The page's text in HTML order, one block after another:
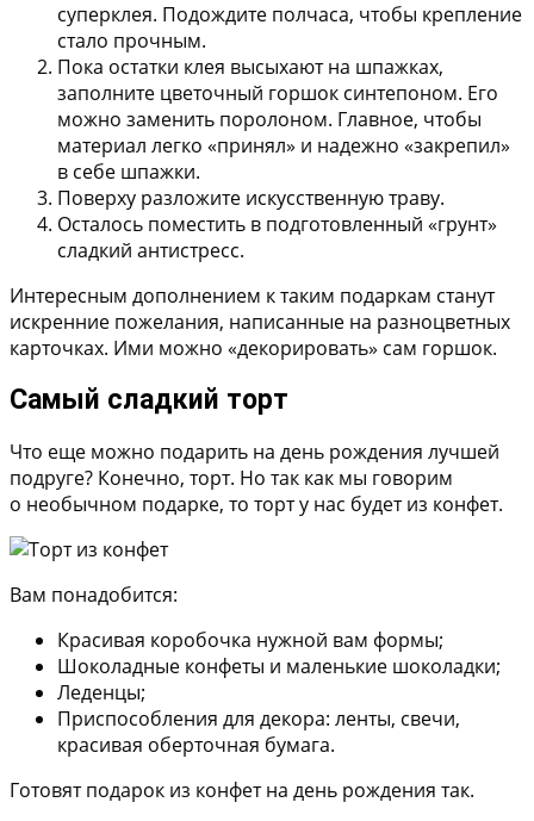
суперклея. Подождите полчаса, чтобы крепление
стало прочным.
Пока остатки клея высыхают на шпажках,
заполните цветочный горшок синтепоном. Его
можно заменить поролоном. Главное, чтобы
материал легко «принял» и надежно «закрепил»
в себе шпажки.
Поверху разложите искусственную траву.
Осталось поместить в подготовленный «грунт»
сладкий антистресс.
Интересным дополнением к таким подаркам станут
искренние пожелания, написанные на разноцветных
карточках. Ими можно «декорировать» сам горшок.
Самый сладкий торт
Что еще можно подарить на день рождения лучшей
подруге? Конечно, торт. Но так как мы говорим
о необычном подарке, то торт у нас будет из конфет.
Вам понадобится:
Красивая коробочка нужной вам формы;
Шоколадные конфеты и маленькие шоколадки;
Леденцы;
Приспособления для декора: ленты, свечи,
красивая оберточная бумага.
Готовят подарок из конфет на день рождения так.